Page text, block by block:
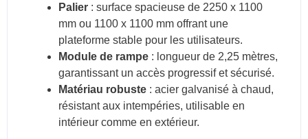
Palier: surface spacieuse de 2250 x 1100
mm ou 1100 x 1100 mm offrant une
plateforme stable pour les utilisateurs.
Module de rampe: longueur de 2,25 mètres,
garantissant un accès progressif et sécurisé.
Matériau robuste: acier galvanisé à chaud,
résistant aux intempéries, utilisable en
intérieur comme en extérieur.